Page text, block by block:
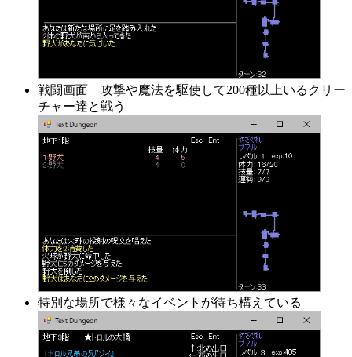
戦闘画面 攻撃や魔法を駆使して200種以上いるクリー
チャー達と戦う
特別な場所で様々なイベントが待ち構えている